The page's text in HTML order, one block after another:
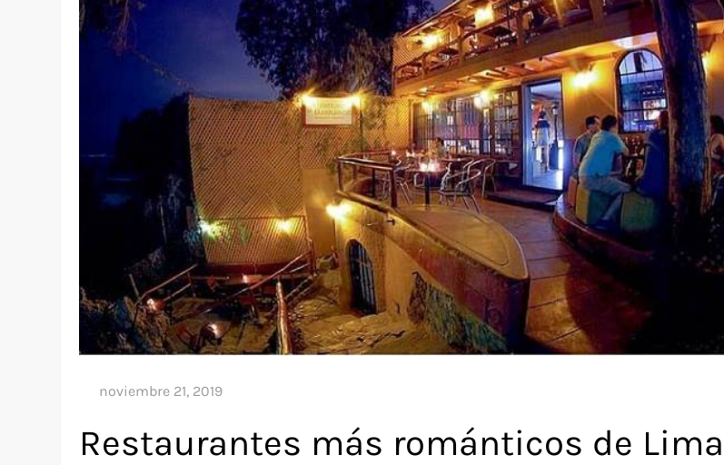
Restaurantes más románticos de Lima